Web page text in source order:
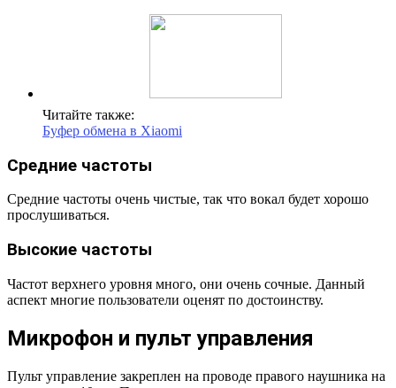
Читайте также:
Буфер обмена в Xiaomi
Средние частоты
Средние частоты очень чистые, так что вокал будет хорошо
прослушиваться.
Высокие частоты
Частот верхнего уровня много, они очень сочные. Данный
аспект многие пользователи оценят по достоинству.
Микрофон и пульт управления
Пульт управление закреплен на проводе правого наушника на